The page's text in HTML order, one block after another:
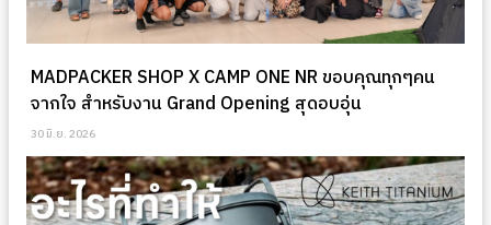
MADPACKER SHOP X CAMP ONE NR ขอบคุณทุกๆคน
จากใจ สำหรับงาน Grand Opening สุดอบอุ่น
30 มิ.ย. 2026